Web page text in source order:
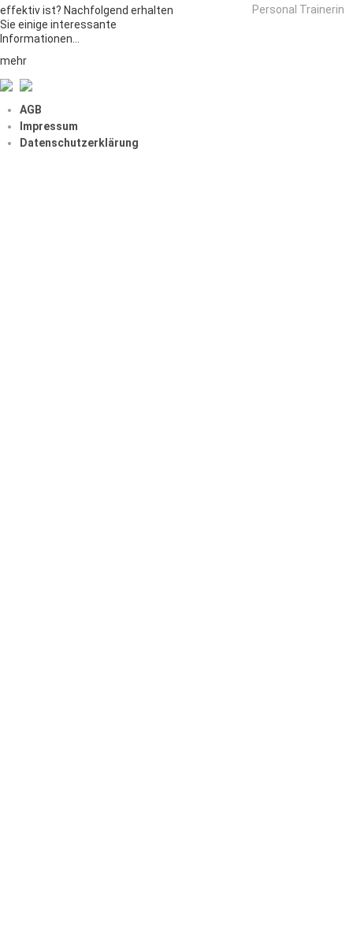
effektiv ist? Nachfolgend erhalten
Sie einige interessante
Informationen…
mehr
Personal Trainerin
AGB
Impressum
Datenschutzerklärung